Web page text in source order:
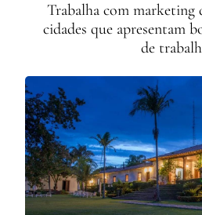
Trabalha com
cidades que apresentam
de